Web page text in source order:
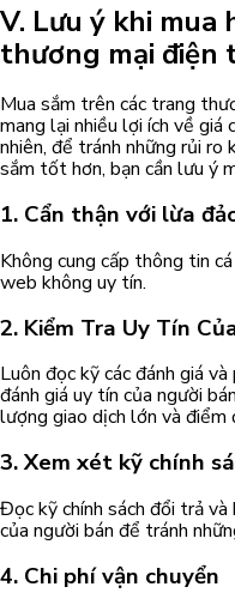
V. Lưu ý khi
thương mại điện
Mua sắm trên các trang
mang lại nhiều lợi ích về giá
nhiên, để tránh những rủi ro
sắm tốt hơn, bạn cần lưu ý
1. Cẩn thận với lừa
Không cung cấp thông tin
web không uy tín.
2. Kiểm Tra Uy Tín
Luôn đọc kỹ các đánh giá
đánh giá uy tín của người
lượng giao dịch lớn và điểm
3. Xem xét kỹ chính
Đọc kỹ chính sách đổi trả
của người bán để tránh
4. Chi phí vận chuyển